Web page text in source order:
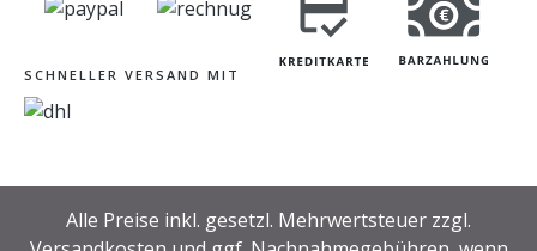
SCHNELLER VERSAND MIT
Alle Preise inkl. gesetzl. Mehrwertsteuer zzgl.